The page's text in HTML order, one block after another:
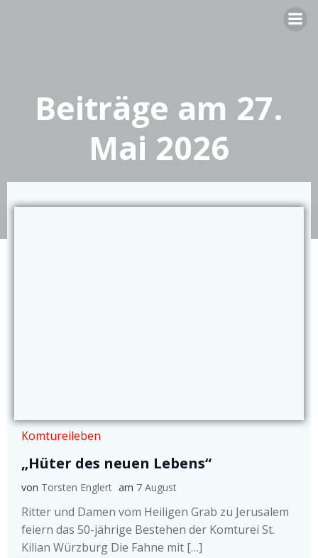
Beiträge am 27.
Mai 2026
Komtureileben
„Hüter des neuen Lebens“
von Torsten Englert am 7 August
Ritter und Damen vom Heiligen Grab zu Jerusalem
feiern das 50-jährige Bestehen der Komturei St.
Kilian Würzburg Die Fahne mit […]